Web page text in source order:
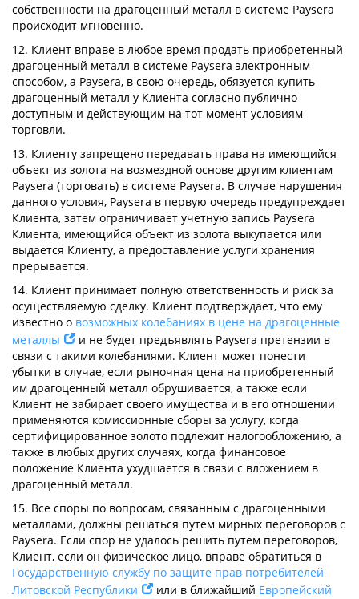
собственности на драгоценный металл в системе Paysera
происходит мгновенно.
12. Клиент вправе в любое время продать приобретенный
драгоценный металл в системе Paysera электронным
способом, а Paysera, в свою очередь, обязуется купить
драгоценный металл у Клиента согласно публично
доступным и действующим на тот момент условиям
торговли.
13. Клиенту запрещено передавать права на имеющийся
объект из золота на возмездной основе другим клиентам
Paysera (торговать) в системе Paysera. В случае нарушения
данного условия, Paysera в первую очередь предупреждает
Клиента, затем ограничивает учетную запись Paysera
Клиента, имеющийся объект из золота выкупается или
выдается Клиенту, а предоставление услуги хранения
прерывается.
14. Клиент принимает полную ответственность и риск за
осуществляемую сделку. Клиент подтверждает, что ему
известно о возможных колебаниях в цене на драгоценные
металлы
и не будет предъявлять Paysera претензии в
связи с такими колебаниями. Клиент может понести
убытки в случае, если рыночная цена на приобретенный
им драгоценный металл обрушивается, а также если
Клиент не забирает своего имущества и в его отношении
применяются комиссионные сборы за услугу, когда
сертифицированное золото подлежит налогообложению, а
также в любых других случаях, когда финансовое
положение Клиента ухудшается в связи с вложением в
драгоценный металл.
15. Все споры по вопросам, связанным с драгоценными
металлами, должны решаться путем мирных переговоров с
Paysera. Если спор не удалось решить путем переговоров,
Клиент, если он физическое лицо, вправе обратиться в
Государственную службу по защите прав потребителей
Литовской Республики
или в ближайший Европейский